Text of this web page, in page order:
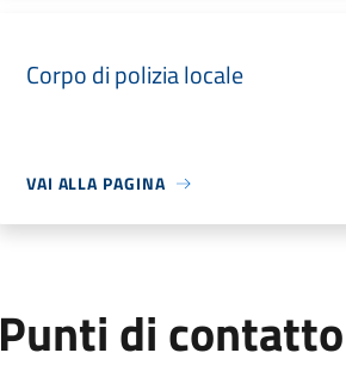
Corpo di polizia locale
VAI ALLA PAGINA
Punti di contatto